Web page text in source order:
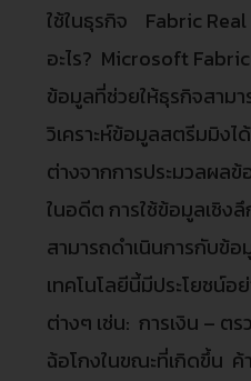
ใช้ในธุรกิจ Fabric
อะไร? Microsoft Fabric
ข้อมูลที่ช่วยให้ธุรกิจสาม
วิเคราะห์ข้อมูลสตรีมมิงไ
ต่างจากการประมวลผล
ในอดีต การใช้ข้อมูลเชิง
สามารถดำเนินการกับข้อ
เทคโนโลยีนี้มีประโยชน์อ
ต่างๆ เช่น: การเงิน – ต
ฉ้อโกงในขณะที่เกิดขึ้น